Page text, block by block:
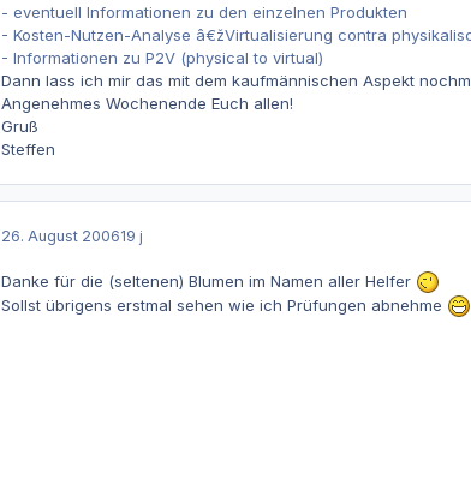
- eventuell Informationen zu den einzelnen Produkten
- Kosten-Nutzen-Analyse â€žVirtualisierung contra
- Informationen zu P2V (physical to virtual)
Dann lass ich mir das mit dem kaufmännischen Aspekt
Angenehmes Wochenende Euch allen!
Gruß
Steffen
26. August 200619 j
Danke für die (seltenen) Blumen im Namen aller Helfer
Sollst übrigens erstmal sehen wie ich Prüfungen abnehme